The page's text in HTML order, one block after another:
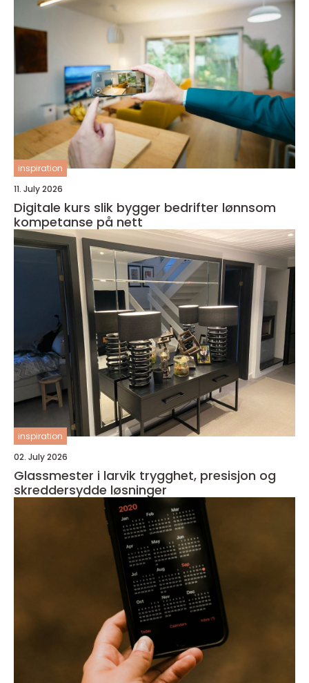
inspiration
11. July 2026
Digitale kurs slik bygger bedrifter lønnsom
kompetanse på nett
inspiration
02. July 2026
Glassmester i larvik trygghet, presisjon og
skreddersydde løsninger